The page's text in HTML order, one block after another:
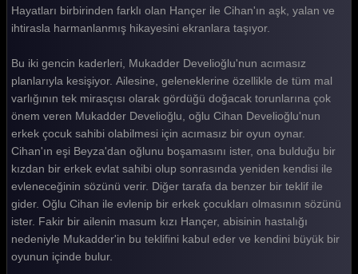
Gelin 200. Bölüm
Gelin 198. Bölüm
Gelin 197. Bölüm
Gelin 196. Bölüm
Gelin 195. Bölüm
Gelin 194. Bölüm
Gelin 193. Bölüm
Gelin 192. Bölüm
Hayatları birbirinden farklı olan Hançer ile Cihan'ın aşk, yalan ve
ihtirasla harmanlanmış hikayesini ekranlara taşıyor.
Bu iki gencin kaderleri, Mukadder Develioğlu'nun acımasız
planlarıyla kesişiyor. Ailesine, geleneklerine özellikle de tüm mal
varlığının tek mirasçısı olarak gördüğü doğacak torunlarına çok
önem veren Mukadder Develioğlu, oğlu Cihan Develioğlu'nun
erkek çocuk sahibi olabilmesi için acımasız bir oyun oynar.
Cihan'ın eşi Beyza'dan oğlunu boşamasını ister, ona bulduğu bir
kızdan bir erkek evlat sahibi olup sonrasında yeniden kendisi ile
evleneceğinin sözünü verir. Diğer tarafa da benzer bir teklif ile
gider. Oğlu Cihan ile evlenip bir erkek çocukları olmasının sözünü
ister. Fakir bir ailenin masum kızı Hançer, abisinin hastalığı
nedeniyle Mukadder'in bu teklifini kabul eder ve kendini büyük bir
oyunun içinde bulur.